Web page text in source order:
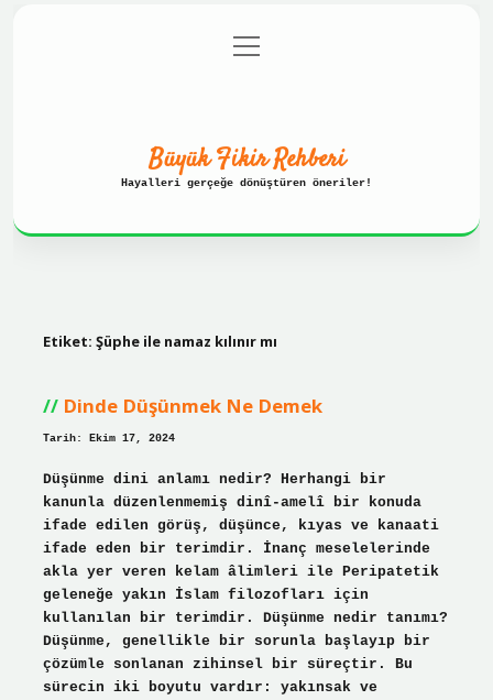
Gizlilik Politikası
menüyü
aç
Büyük Fikir Rehberi
Hayalleri gerçeğe dönüştüren öneriler!
Etiket: Şüphe ile namaz kılınır mı
Dinde Düşünmek Ne Demek
Tarih: Ekim 17, 2024
Düşünme dini anlamı nedir? Herhangi bir
kanunla düzenlenmemiş dinî-amelî bir konuda
ifade edilen görüş, düşünce, kıyas ve kanaati
ifade eden bir terimdir. İnanç meselelerinde
akla yer veren kelam âlimleri ile Peripatetik
geleneğe yakın İslam filozofları için
kullanılan bir terimdir. Düşünme nedir tanımı?
Düşünme, genellikle bir sorunla başlayıp bir
çözümle sonlanan zihinsel bir süreçtir. Bu
sürecin iki boyutu vardır: yakınsak ve